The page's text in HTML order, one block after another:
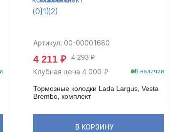
Артикул: 00-00001680
4 211 ₽ 4 293 ₽
Клубная цена 4 000 ₽ В наличии
Тормозные колодки Lada Largus, Vesta
Brembo, комплект
В КОРЗИНУ